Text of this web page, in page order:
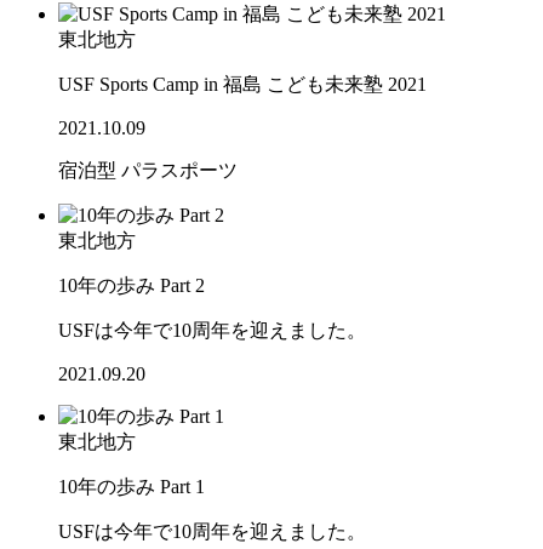
東北地方
USF Sports Camp in 福島 こども未来塾 2021
2021.10.09
宿泊型 パラスポーツ
東北地方
10年の歩み Part 2
USFは今年で10周年を迎えました。
2021.09.20
東北地方
10年の歩み Part 1
USFは今年で10周年を迎えました。